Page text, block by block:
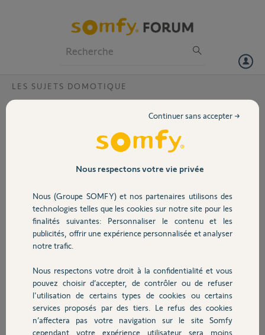
Volet
Sécurité
Domotique
Chauffage
Autres produits
LES SUJETS DOMOTIQUE
aide sur domotique maison neuve
Je suis actuellement en train de faire construire en CCMI. Et je m'y
Concernant la maison, c'est un pavillon avec les pièces suivantes :
RDC : 1 grande pièce de vie avec cuisine ouverte, 1 chambre, 1 sdb, 1
buanderie, 1 bureau, 1 cellier, 1 wc
Etage : 3 chambre, 1 sdb, 1 WC.
controler toute la domotique via une applicatoin mobile,
controler la domotique également a la voix (alexa, siri, google home),
créer des scénarios,
avoir des retours d'état (ouvert/fermé),
Nous respectons votre vie privée
Nous (Groupe SOMFY) et nos partenaires utilisons des
technologies telles que les cookies sur notre site pour les
finalités suivantes: Personnaliser le contenu et les
publicités, offrir une expérience personnalisée et analyser
notre trafic.
Nous respectons votre droit à la confidentialité et vous
pouvez choisir d’accepter, de contrôler ou de refuser
l'utilisation de certains types de cookies ou certains
services proposés par des tiers. Le refus des cookies
n’affectera pas votre navigation sur le site Somfy
cependant votre expérience utilisateur sera moins
Continuer sans accepter →